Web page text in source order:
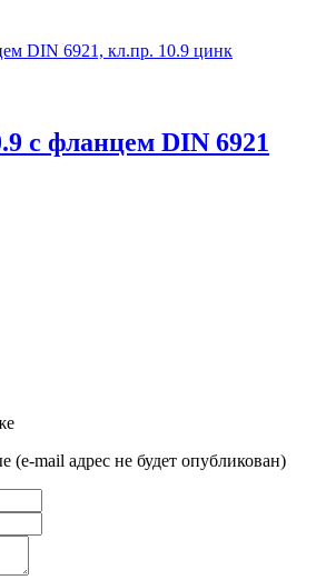
с фланцем DIN 6921
(e-mail адрес не будет опубликован)